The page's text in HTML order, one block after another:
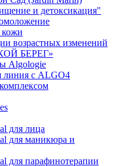
и детоксикация"
возрастных изменений
БЕРЕГ»
Algologie
линия с ALGO4
для лица
для маникюра и
для парафинотерапии